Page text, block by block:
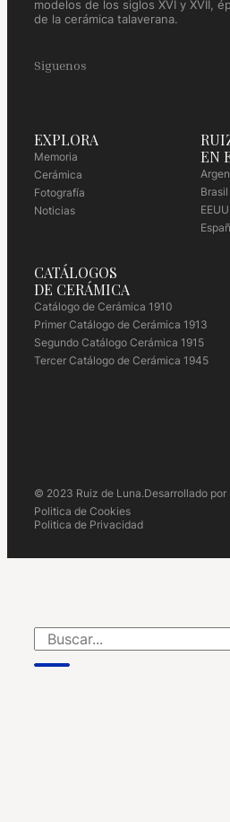
modelos de los siglos XVI y XVII,
de la cerámica talaverana.
Siguenos
EXPLORA
Memoria
Cerámica
Fotografía
Noticias
EN
Brasil
EEUU
CATÁLOGOS
DE CERÁMICA
Catálogo de Cerámica 1910
Primer Catálogo de Cerámica 1913
Segundo Catálogo Cerámica 1915
Tercer Catálogo de Cerámica 1945
© 2023 Ruiz de Luna.Desarrollado por
Politica de Cookies
Politica de Privacidad